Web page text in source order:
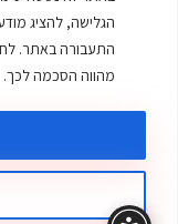
הגלישה, להציג
התעבורה באתר.
מהווה הסכמה לכך.
ממולאים
מרקים
© כל הזכויות